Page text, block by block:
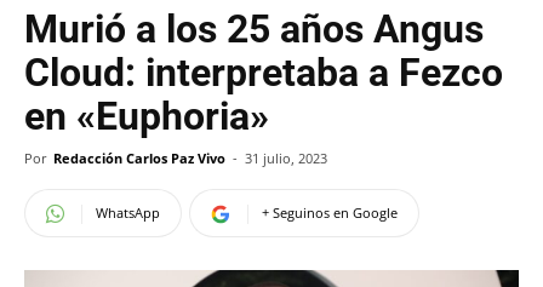
Murió a los 25 años Angus
Cloud: interpretaba a Fezco
en «Euphoria»
Por Redacción Carlos Paz Vivo - 31 julio, 2023
WhatsApp + Seguinos en Google